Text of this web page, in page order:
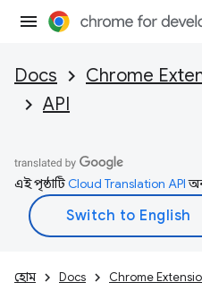
Docs Chrome
API
এই পৃষ্ঠাটিCloud Translation API
হোম Docs Chrome